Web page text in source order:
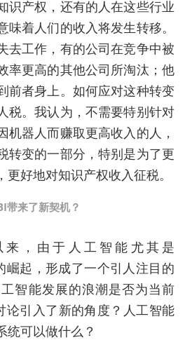
识产权，还有的人在这些行业
着人们的收入将发生转移。
去工作，有的公司在竞争中被
率更高的其他公司所淘汰；他
前者身上。如何应对这种转变
税。我认为，不需要特别针对
机器人而赚取更高收入的人，
转变的一部分，特别是为了更
好地对知识产权收入征税。
带来了新契机？
来，由于人工智能尤其是
崛起，形成了一个引人注目的
智能发展的浪潮是否为当前
论引入了新的角度？人工智能
统可以做什么？